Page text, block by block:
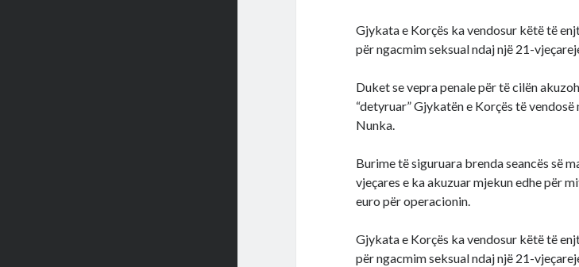
Gjykata e Korçës ka vendosur këtë të
për ngacmim seksual ndaj një 21-
Duket se vepra penale për të cilën
“detyruar” Gjykatën e Korçës të
Nunka.
Burime të siguruara brenda seancës së
vjeçares e ka akuzuar mjekun edhe për
euro për operacionin.
Gjykata e Korçës ka vendosur këtë të
për ngacmim seksual ndaj një 21-